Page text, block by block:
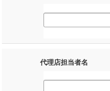
代理店担当者名